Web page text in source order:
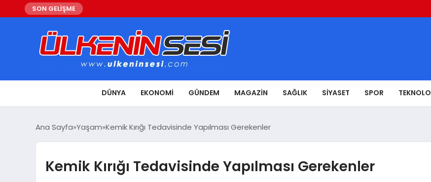
SON GELİŞME
DÜNYA EKONOMI GÜNDEM MAGAZIN SAĞLIK SIYASET SPOR
Ana Sayfa Yaşam Kemik Kırığı Tedavisinde Yapılması Gerekenler
Kemik Kırığı Tedavisinde Yapılması Gerekenler